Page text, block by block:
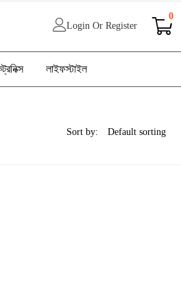
Login Or Register
0
লাইফস্টাইল
Sort by: